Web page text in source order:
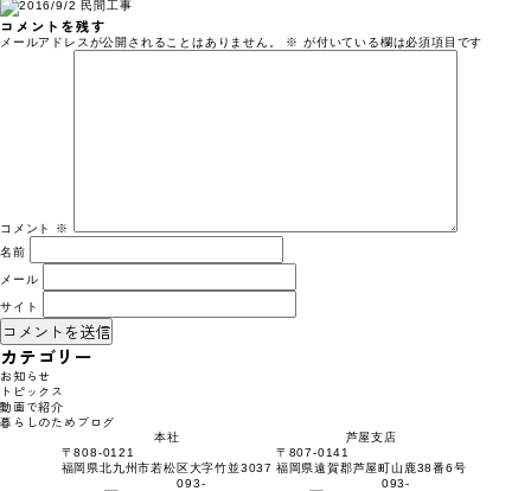
コメントを残す
メールアドレスが公開されることはありません。 ※ が付いている欄は必須項目です
コメント ※
名前
メール
サイト
カテゴリー
お知らせ
トピックス
動画で紹介
暮らしのためブログ
本社
〒808-0121
福岡県北九州市若松区大字竹並3037
093-
芦屋支店
〒807-0141
福岡県遠賀郡芦屋町山鹿38番6号
093-